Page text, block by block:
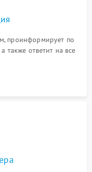
проинформирует по
также ответит на все